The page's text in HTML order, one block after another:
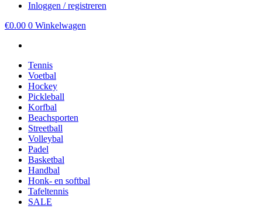
Inloggen / registreren
€0.00 0 Winkelwagen
Tennis
Voetbal
Hockey
Pickleball
Korfbal
Beachsporten
Streetball
Volleybal
Padel
Basketbal
Handbal
Honk- en softbal
Tafeltennis
SALE